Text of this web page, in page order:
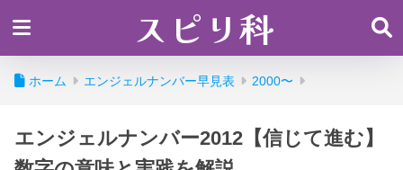
スピリ科
ホーム エンジェルナンバー早見表 2000〜
エンジェルナンバー2012【信じて進む】